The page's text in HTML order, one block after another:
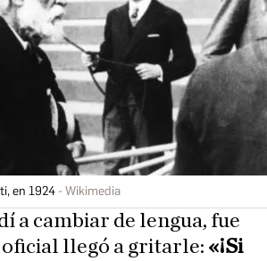
en 1924 Wikimedia
a cambiar de lengua, fue
llegó a gritarle: «¡Si